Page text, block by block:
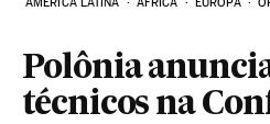
Polônia
técnicos na